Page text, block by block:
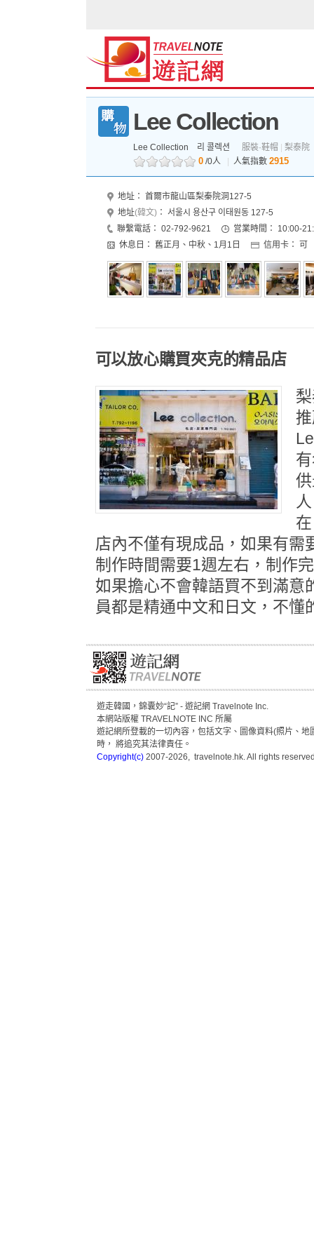
Lee Collection
Lee Collection 리 콜렉션 服裝·鞋帽 梨泰院
0 /0人 人氣指數 2915
地址： 首爾市龍山區梨秦院洞127-5
地址(韓文)： 서울시 용산구 이태원동 127-5
聯繫電話： 02-792-9621 営業時間：
10:00-
休息日：
舊正月、中秋、1月1日 信用卡： 可
可以放心購買夾克的精品店
店內不僅有現成品，如果有需
制作時間需要1週左右，制作
如果擔心不會韓語買不到滿意
員都是精通中文和日文，不懂
遊走韓國，錦囊妙“記” - 遊記網 Travelnote Inc.
本網站版權 TRAVELNOTE INC 所屬
遊記網所登載的一切內容，包括文字、圖像資料(照片、
時， 將追究其法律責任。
Copyright(c)2007-2026, travelnote.hk. All rights